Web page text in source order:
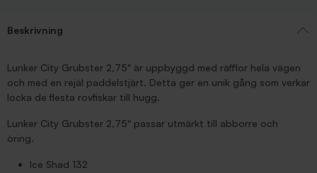
Beskrivning
Lunker City Grubster 2,75" är uppbyggd med räfflor hela vägen
och med en rejäl paddelstjärt. Detta ger en unik gång som verkar
locka de flesta rovfiskar till hugg.
Lunker City Grubster 2,75" passar utmärkt till abborre och
öring.
Ice Shad 132